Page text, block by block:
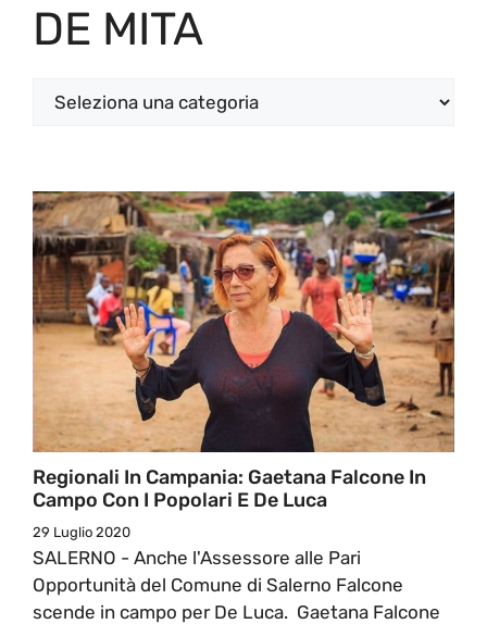
DE MITA
Categorie
Regionali In Campania: Gaetana Falcone In
Campo Con I Popolari E De Luca
29 Luglio 2020
SALERNO - Anche l'Assessore alle Pari
Opportunità del Comune di Salerno Falcone
scende in campo per De Luca. Gaetana Falcone